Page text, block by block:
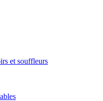
et souffleurs